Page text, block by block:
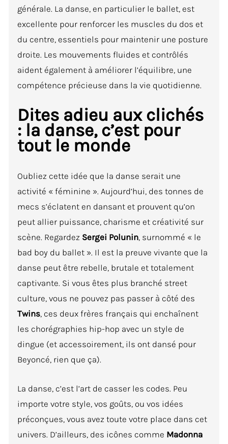
générale. La danse, en particulier le ballet, est
excellente pour renforcer les muscles du dos et
du centre, essentiels pour maintenir une posture
droite. Les mouvements fluides et contrôlés
aident également à améliorer l’équilibre, une
compétence précieuse dans la vie quotidienne.
Dites adieu aux clichés
: la danse, c’est pour
tout le monde
Oubliez cette idée que la danse serait une
activité « féminine ». Aujourd’hui, des tonnes de
mecs s’éclatent en dansant et prouvent qu’on
peut allier puissance, charisme et créativité sur
scène. Regardez Sergei Polunin, surnommé « le
bad boy du ballet ». Il est la preuve vivante que la
danse peut être rebelle, brutale et totalement
captivante. Si vous êtes plus branché street
culture, vous ne pouvez pas passer à côté des
Twins, ces deux frères français qui enchaînent
les chorégraphies hip-hop avec un style de
dingue (et accessoirement, ils ont dansé pour
Beyoncé, rien que ça).
La danse, c’est l’art de casser les codes. Peu
importe votre style, vos goûts, ou vos idées
préconçues, vous avez toute votre place dans cet
univers. D’ailleurs, des icônes comme Madonna